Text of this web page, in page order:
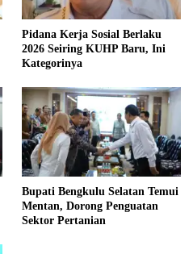
Pidana Kerja Sosial Berlaku
2026 Seiring KUHP Baru, Ini
Kategorinya
Bupati Bengkulu Selatan Temui
Mentan, Dorong Penguatan
Sektor Pertanian